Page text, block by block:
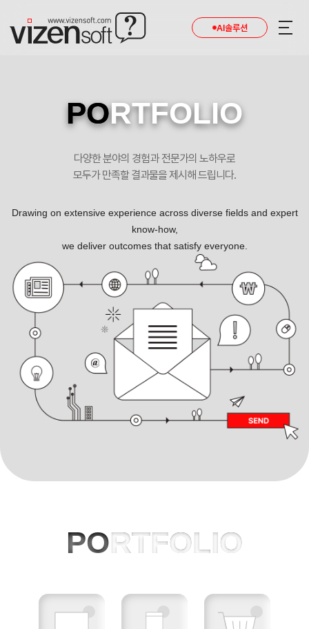
AI솔루션
PORTFOLIO
다양한 분야의 경험과 전문가의 노하우로
모두가 만족할 결과물을 제시해 드립니다.
Drawing on extensive experience across diverse fields and expert
know-how,
we deliver outcomes that satisfy everyone.
PORTFOLIO